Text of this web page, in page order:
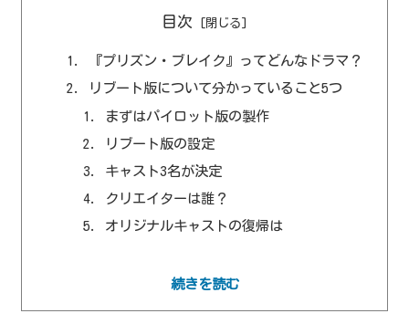
目次
『プリズン・ブレイク』ってどんなドラマ？
リブート版について分かっていること5つ
まずはパイロット版の製作
リブート版の設定
キャスト3名が決定
クリエイターは誰？
オリジナルキャストの復帰は
続きを読む